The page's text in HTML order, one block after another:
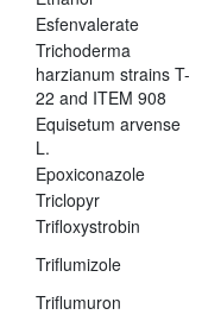
Esfenvalerate
Trichoderma
harzianum strains T-
22 and ITEM 908
Equisetum arvense
L.
Epoxiconazole
Triclopyr
Trifloxystrobin
Triflumizole
Triflumuron